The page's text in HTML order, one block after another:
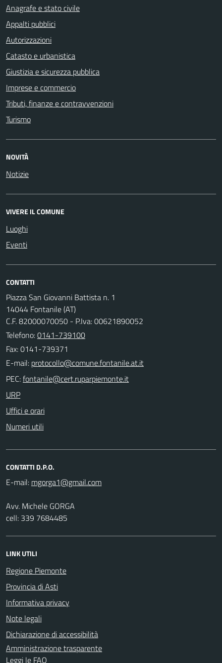
Anagrafe e stato civile
Appalti pubblici
Autorizzazioni
Catasto e urbanistica
Giustizia e sicurezza pubblica
Imprese e commercio
Tributi, finanze e contravvenzioni
Turismo
NOVITÀ
Notizie
VIVERE IL COMUNE
Luoghi
Eventi
CONTATTI
Piazza San Giovanni Battista n. 1
14044 Fontanile (AT)
C.F. 82000070050 - P.Iva: 00621890052
Telefono:0141-739100
Fax: 0141-739371
E-mail:
PEC:
URP
Uffici e orari
Numeri utili
CONTATTI D.P.O.
E-mail:
Avv. Michele GORGA
cell: 339 7684485
LINK UTILI
Regione Piemonte
Provincia di Asti
Informativa privacy
Note legali
Dichiarazione di accessibilità
Amministrazione trasparente
Leggi le FAQ